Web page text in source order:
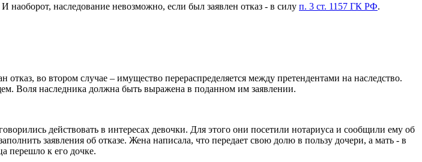
наоборот, наследование невозможно, если был заявлен отказ - в силу п. 3 ст. 1157 ГК РФ.
во втором случае – имущество перераспределяется между претендентами на наследство.
Воля наследника должна быть выражена в поданном им заявлении.
действовать в интересах девочки. Для этого они посетили нотариуса и сообщили ему об
заявления об отказе. Жена написала, что передает свою долю в пользу дочери, а мать - в
перешло к его дочке.